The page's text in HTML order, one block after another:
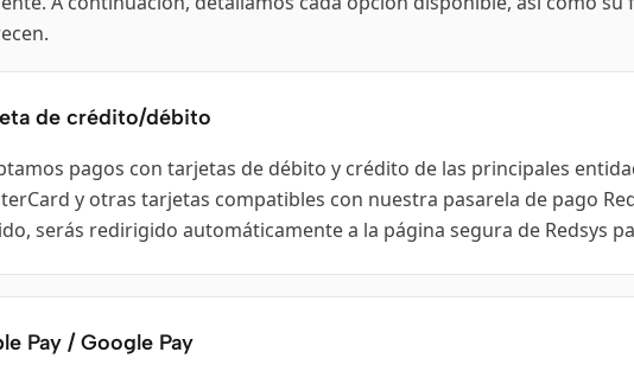
de crédito/débito
pagos con tarjetas de débito y crédito de las principales
y otras tarjetas compatibles con nuestra pasarela de pago
serás redirigido automáticamente a la página segura de Redsys
Pay / Google Pay